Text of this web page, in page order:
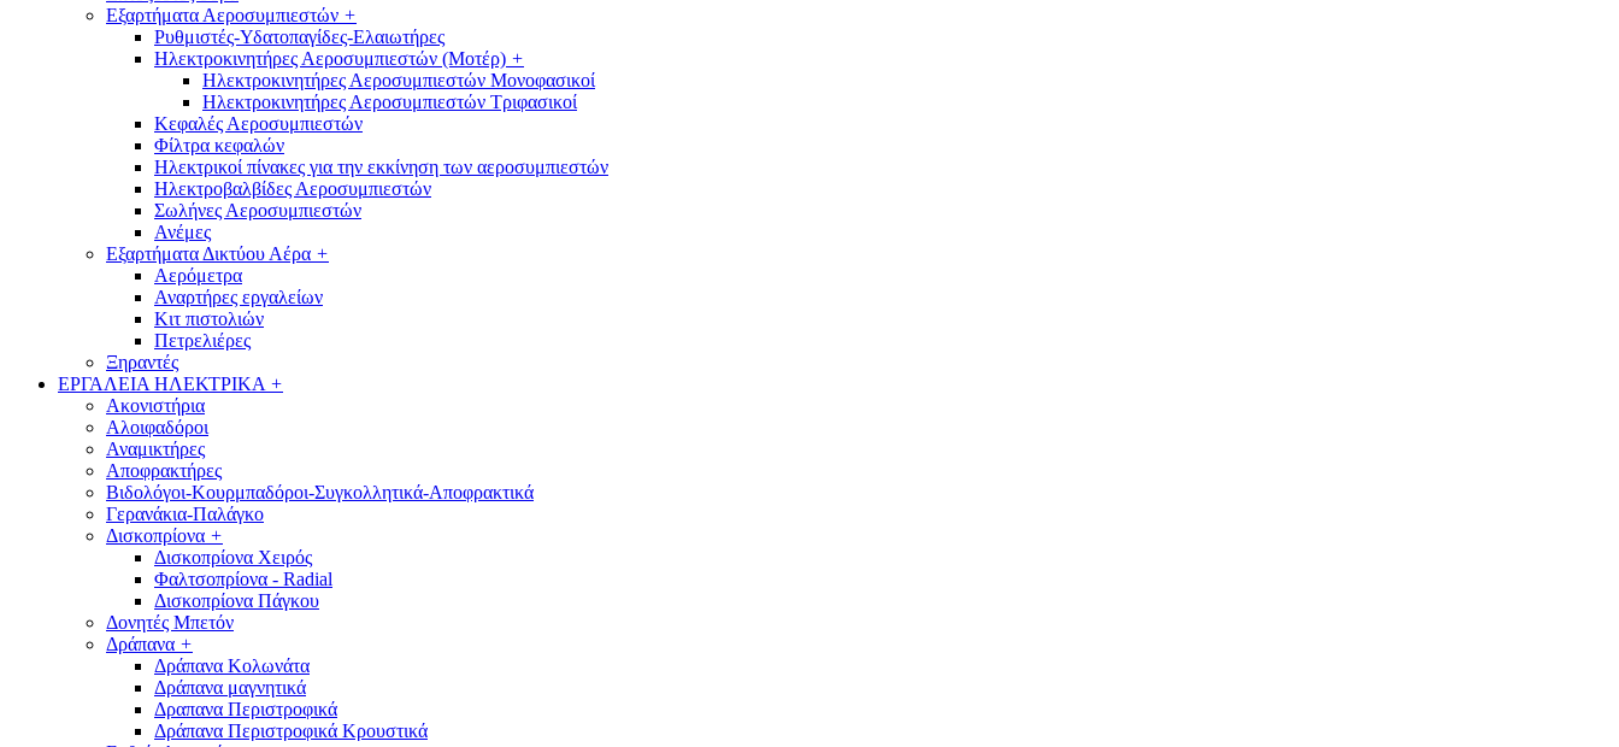
Εξαρτήματα Αεροσυμπιεστών +
Ρυθμιστές-Υδατοπαγίδες-Ελαιωτήρες
Ηλεκτροκινητήρες Αεροσυμπιεστών (Μοτέρ) +
Ηλεκτροκινητήρες Αεροσυμπιεστών Μονοφασικοί
Ηλεκτροκινητήρες Αεροσυμπιεστών Τριφασικοί
Κεφαλές Αεροσυμπιεστών
Φίλτρα κεφαλών
Ηλεκτρικοί πίνακες για την εκκίνηση των αεροσυμπιεστών
Ηλεκτροβαλβίδες Αεροσυμπιεστών
Σωλήνες Αεροσυμπιεστών
Ανέμες
Εξαρτήματα Δικτύου Αέρα +
Αερόμετρα
Αναρτήρες εργαλείων
Κιτ πιστολιών
Πετρελιέρες
Ξηραντές
ΕΡΓΑΛΕΙΑ ΗΛΕΚΤΡΙΚΑ +
Ακονιστήρια
Αλοιφαδόροι
Αναμικτήρες
Αποφρακτήρες
Βιδολόγοι-Κουρμπαδόροι-Συγκολλητικά-Αποφρακτικά
Γερανάκια-Παλάγκο
Δισκοπρίονα +
Δισκοπρίονα Χειρός
Φαλτσοπρίονα - Radial
Δισκοπρίονα Πάγκου
Δονητές Μπετόν
Δράπανα +
Δράπανα Κολωνάτα
Δράπανα μαγνητικά
Δραπανα Περιστροφικά
Δράπανα Περιστροφικά Κρουστικά